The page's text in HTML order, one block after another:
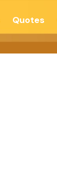
Quotes